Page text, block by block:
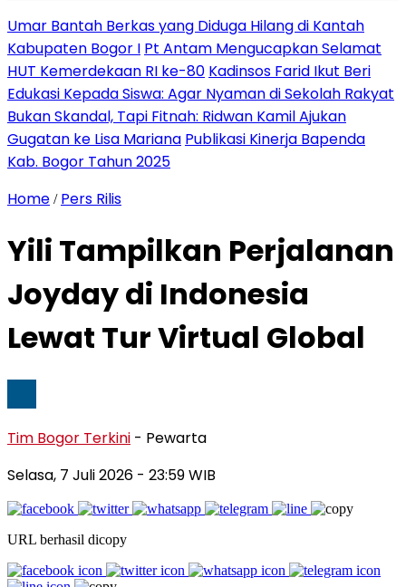
Umar Bantah Berkas yang Diduga Hilang di Kantah
Kabupaten Bogor I Pt Antam Mengucapkan Selamat
HUT Kemerdekaan RI ke-80 Kadinsos Farid Ikut Beri
Edukasi Kepada Siswa: Agar Nyaman di Sekolah Rakyat
Bukan Skandal, Tapi Fitnah: Ridwan Kamil Ajukan
Gugatan ke Lisa Mariana Publikasi Kinerja Bapenda
Kab. Bogor Tahun 2025
Home / Pers Rilis
Yili Tampilkan Perjalanan
Joyday di Indonesia
Lewat Tur Virtual Global
Tim Bogor Terkini - Pewarta
Selasa, 7 Juli 2026 - 23:59 WIB
URL berhasil dicopy